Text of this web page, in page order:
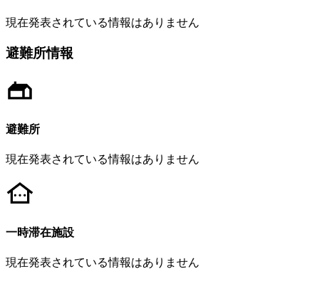
現在発表されている情報はありません
避難所情報
避難所
現在発表されている情報はありません
一時滞在施設
現在発表されている情報はありません